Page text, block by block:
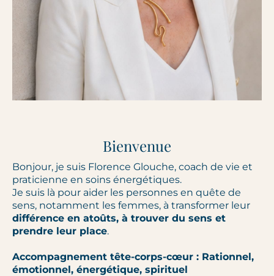
Bienvenue
Bonjour, je suis Florence Glouche, coach de vie et
praticienne en soins énergétiques.
Je suis là pour aider les personnes en quête de
sens, notamment les femmes, à transformer leur
différence en atoûts, à trouver du sens et
prendre leur place.
Accompagnement tête-corps-cœur : Rationnel,
émotionnel, énergétique, spirituel